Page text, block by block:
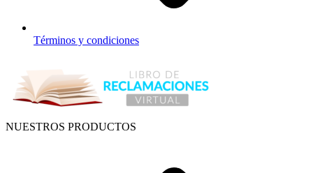
Términos y condiciones
NUESTROS PRODUCTOS